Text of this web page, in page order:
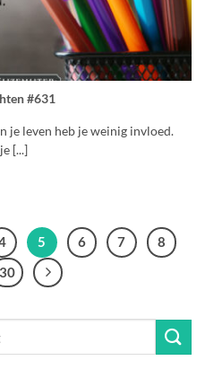
#631
je leven heb je weinig invloed.
[...]
5 6 7
8
30